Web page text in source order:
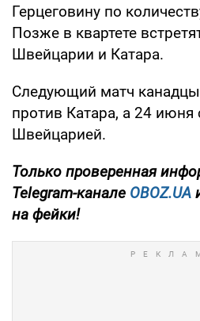
Герцеговину по
Позже в квартете
Швейцарии и Катара.
Следующий матч
против Катара, а 24 июня
Швейцарией.
Только проверенная
Telegram-канале OBOZ.UA
на фейки!